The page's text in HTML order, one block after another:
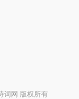
网 版权所有